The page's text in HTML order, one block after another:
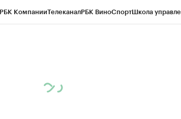
РБК КомпанииТелеканалРБК ВиноСпортШкола